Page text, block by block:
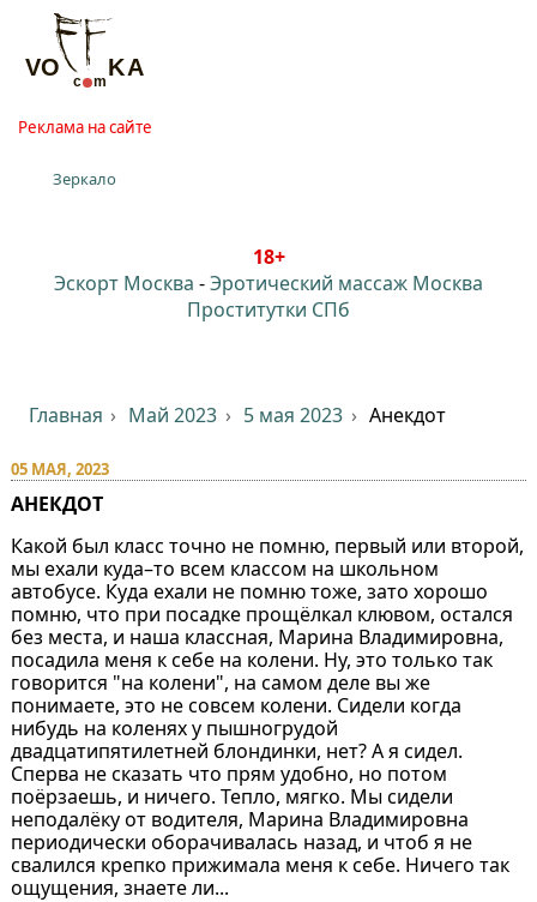
Реклама на сайте
Зеркало
18+
Эскорт Москва -Эротический массаж Москва
Проститутки СПб
Главная Май 2023 5 мая 2023 Анекдот
05 МАЯ, 2023
АНЕКДОТ
Какой был класс точно не помню, первый или второй,
мы ехали куда–то всем классом на школьном
автобусе. Куда ехали не помню тоже, зато хорошо
помню, что при посадке прощёлкал клювом, остался
без места, и наша классная, Марина Владимировна,
посадила меня к себе на колени. Ну, это только так
говорится "на колени", на самом деле вы же
понимаете, это не совсем колени. Сидели когда
нибудь на коленях у пышногрудой
двадцатипятилетней блондинки, нет? А я сидел.
Сперва не сказать что прям удобно, но потом
поёрзаешь, и ничего. Тепло, мягко. Мы сидели
неподалёку от водителя, Марина Владимировна
периодически оборачивалась назад, и чтоб я не
свалился крепко прижимала меня к себе. Ничего так
ощущения, знаете ли...